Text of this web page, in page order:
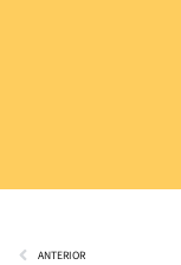
ANTERIOR